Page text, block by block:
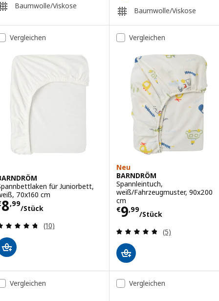
Baumwolle/Viskose
Baumwolle/Viskose
Vergleichen
für Juniorbett,
70x160 cm
8,99
/Stück€ 8,99/Stück
Überprüfung: 4.7 aus 5 sterne. Bewertungen
(10)
Vergleichen
Neu
BARNDRÖM
Spannleintuch,
weiß/Fahrzeugmuster, 90x200
cm
€9,99
/Stück
Preis € 9,99/
Überprüfung:
(5)
Vergleichen Vergleichen